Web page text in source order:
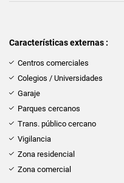
Características externas :
Centros comerciales
Colegios / Universidades
Garaje
Parques cercanos
Trans. público cercano
Vigilancia
Zona residencial
Zona comercial